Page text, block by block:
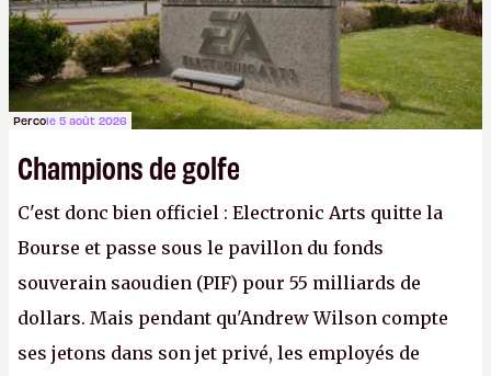
Percole 5 août 2026
Champions de golfe
C'est donc bien officiel : Electronic Arts quitte la
Bourse et passe sous le pavillon du fonds
souverain saoudien (PIF) pour 55 milliards de
dollars. Mais pendant qu'Andrew Wilson compte
ses jetons dans son jet privé, les employés de